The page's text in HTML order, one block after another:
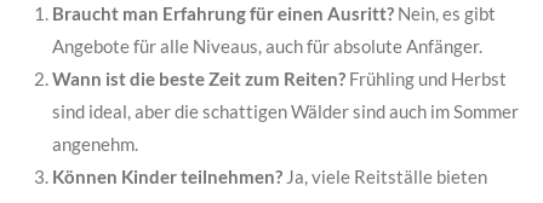
Braucht man Erfahrung für einen Ausritt?Nein, es gibt
Angebote für alle Niveaus, auch für absolute Anfänger.
Wann ist die beste Zeit zum Reiten?Frühling und Herbst
sind ideal, aber die schattigen Wälder sind auch im Sommer
angenehm.
Können Kinder teilnehmen?Ja, viele Reitställe bieten